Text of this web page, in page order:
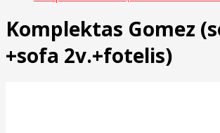
Komplektas Gomez
+sofa 2v.+fotelis)